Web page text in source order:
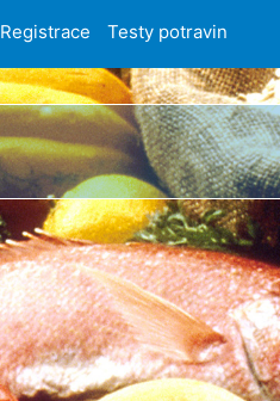
Registrace Testy potravin